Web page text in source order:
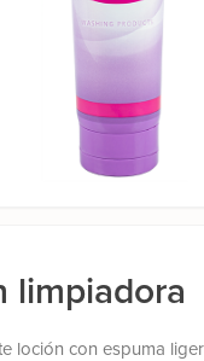
limpiadora
loción con espuma